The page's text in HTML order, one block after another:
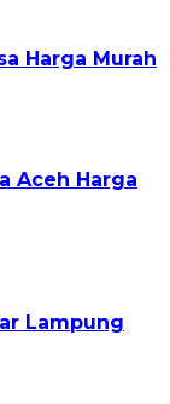
Harga Murah
Aceh Harga
Lampung